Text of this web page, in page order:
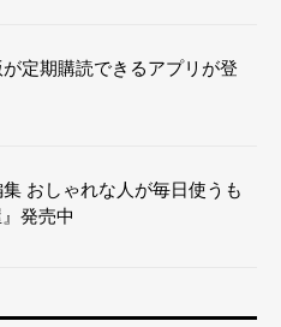
定期購読できるアプリが登
集 おしゃれな人が毎日使うも
発売中